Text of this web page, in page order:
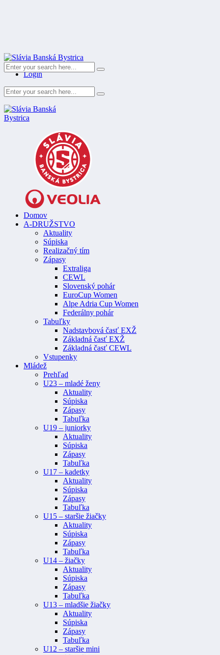
Register
Login
Domov
A-DRUŽSTVO
Aktuality
Súpiska
Realizačný tím
Zápasy
Extraliga
CEWL
Slovenský pohár
EuroCup Women
Alpe Adria Cup Women
Federálny pohár
Tabuľky
Nadstavbová časť EXŽ
Základná časť EXŽ
Základná časť CEWL
Vstupenky
Mládež
Prehľad
U23 – mladé ženy
Aktuality
Súpiska
Zápasy
Tabuľka
U19 – juniorky
Aktuality
Súpiska
Zápasy
Tabuľka
U17 – kadetky
Aktuality
Súpiska
Zápasy
Tabuľka
U15 – staršie žiačky
Aktuality
Súpiska
Zápasy
Tabuľka
U14 – žiačky
Aktuality
Súpiska
Zápasy
Tabuľka
U13 – mladšie žiačky
Aktuality
Súpiska
Zápasy
Tabuľka
U12 – staršie mini